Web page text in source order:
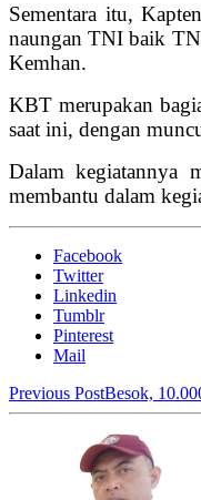
Sementara itu,
naungan TNI baik
Kemhan.
KBT merupakan
saat ini, dengan
Dalam kegiatannya
membantu dalam
Facebook
Twitter
Linkedin
Tumblr
Pinterest
Mail
Previous PostBesok,